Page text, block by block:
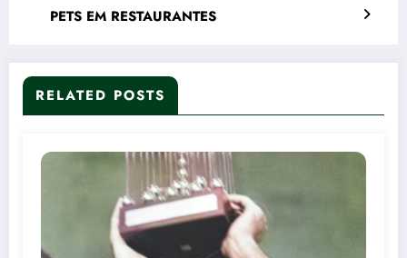
PETS EM RESTAURANTES
RELATED POSTS